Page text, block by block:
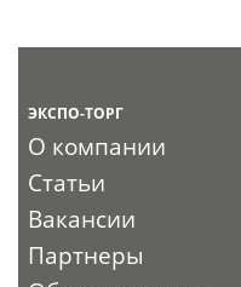
ЭКСПО-ТОРГ
О компании
Статьи
Вакансии
Партнеры